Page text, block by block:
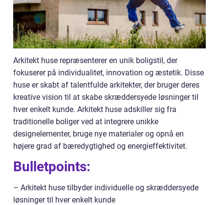
Arkitekt huse repræsenterer en unik boligstil, der
fokuserer på individualitet, innovation og æstetik. Disse
huse er skabt af talentfulde arkitekter, der bruger deres
kreative vision til at skabe skræddersyede løsninger til
hver enkelt kunde. Arkitekt huse adskiller sig fra
traditionelle boliger ved at integrere unikke
designelementer, bruge nye materialer og opnå en
højere grad af bæredygtighed og energieffektivitet.
Bulletpoints:
– Arkitekt huse tilbyder individuelle og skræddersyede
løsninger til hver enkelt kunde